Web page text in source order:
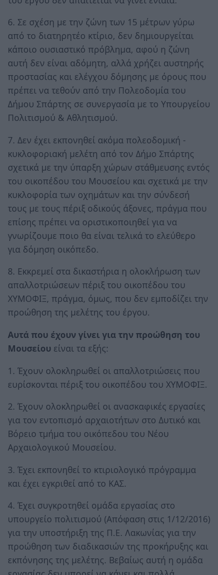
6. Σε σχέση με την ζώνη των 15 μέτρων γύρω
από το διατηρητέο κτίριο, δεν δημιουργείται
κάποιο ουσιαστικό πρόβλημα, αφού η ζώνη
αυτή δεν είναι αδόμητη, αλλά χρήζει αυστηρής
προστασίας και ελέγχου δόμησης με όρους που
πρέπει να τεθούν από την Πολεοδομία του
Δήμου Σπάρτης σε συνεργασία με το Υπουργείου
Πολιτισμού & Αθλητισμού.
7. Δεν έχει εκπονηθεί ακόμα πολεοδομική -
κυκλοφοριακή μελέτη από τον Δήμο Σπάρτης
σχετικά με την ύπαρξη χώρων στάθμευσης εντός
του οικοπέδου του Μουσείου και σχετικά με την
κυκλοφορία των οχημάτων και την σύνδεσή
τους με τους πέριξ οδικούς άξονες, πράγμα που
επίσης πρέπει να οριστικοποιηθεί για να
γνωρίζουμε ποιο θα είναι τελικά το ελεύθερο
για δόμηση οικόπεδο.
8. Εκκρεμεί στα δικαστήρια η ολοκλήρωση των
απαλλοτριώσεων πέριξ του οικοπέδου του
ΧΥΜΟΦΙΞ, πράγμα, όμως, που δεν εμποδίζει την
προώθηση της μελέτης του έργου.
Αυτά που έχουν γίνει για την προώθηση του
Μουσείου είναι τα εξής:
1. Έχουν ολοκληρωθεί οι απαλλοτριώσεις που
ευρίσκονται πέριξ του οικοπέδου του ΧΥΜΟΦΙΞ.
2. Έχουν ολοκληρωθεί οι ανασκαφικές εργασίες
για τον εντοπισμό αρχαιοτήτων στο Δυτικό και
Βόρειο τμήμα του οικόπεδου του Νέου
Αρχαιολογικού Μουσείου.
3. Έχει εκπονηθεί το κτιριολογικό πρόγραμμα
και έχει εγκριθεί από το ΚΑΣ.
4. Έχει συγκροτηθεί ομάδα εργασίας στο
υπουργείο πολιτισμού (Απόφαση στις 1/12/2016)
για την υποστήριξη της Π.Ε. Λακωνίας για την
προώθηση των διαδικασιών της προκήρυξης και
εκπόνησης της μελέτης. Βεβαίως αυτή η ομάδα